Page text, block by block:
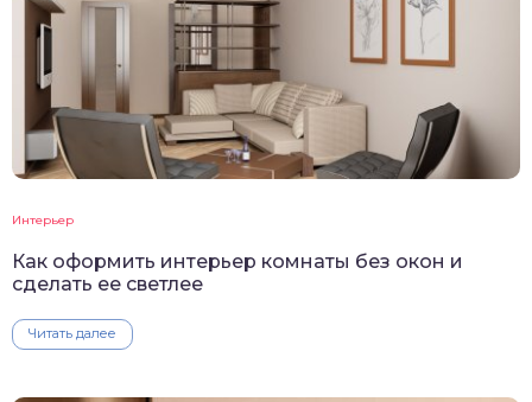
Интерьер
Как оформить интерьер комнаты без окон и
сделать ее светлее
Читать далее